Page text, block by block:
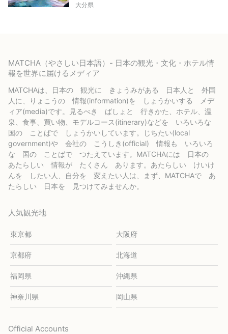
大分県
MATCHA（やさしい日本語）- 日本の観光・文化・ホテル情
報を世界に届けるメディア
MATCHAは、日本の 観光に きょうみがある 日本人と 外国
人に、りょこうの 情報(information)を しょうかいする メデ
ィア(media)です。見るべき ばしょと 行きかた、ホテル、温
泉、食事、買い物、モデルコース(itinerary)などを いろいろな
国の ことばで しょうかいしています。じちたい(local
government)や 会社の こうしき(official) 情報も いろいろ
な 国の ことばで つたえています。MATCHAには 日本の
あたらしい 情報が たくさん あります。あたらしい けいけ
んを したい人、自分を 変えたい人は、まず、MATCHAで あ
たらしい 日本を 見つけてみませんか。
人気観光地
東京都 大阪府
京都府 北海道
福岡県 沖縄県
神奈川県 岡山県
Official Accounts